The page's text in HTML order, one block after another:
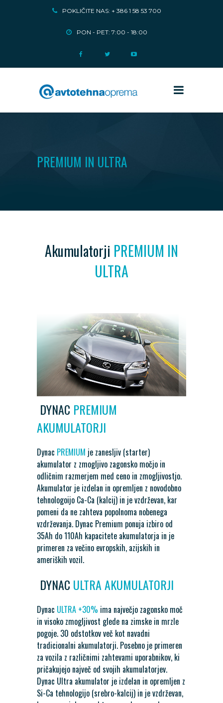
POKLIČITE NAS: + 386 1 58 53 700
PON - PET: 7:00 - 18:00
PREMIUM IN ULTRA
Akumulatorji PREMIUM IN
ULTRA
DYNAC PREMIUM
AKUMULATORJI
Dynac PREMIUM je zanesljiv (starter)
akumulator z zmogljivo zagonsko močjo in
odličnim razmerjem med ceno in zmogljivostjo.
Akumulator je izdelan in opremljen z novodobno
tehnologoijo Ca-Ca (kalcij) in je vzdrževan, kar
pomeni da ne zahteva popolnoma nobenega
vzdrževanja. Dynac Premium ponuja izbiro od
35Ah do 110Ah kapacitete akumulatorja in je
primeren za večino evropskih, azijskih in
ameriških vozil.
DYNAC ULTRA AKUMULATORJI
Dynac ULTRA +30% ima največjo zagonsko moč
in visoko zmogljivost glede na zimske in mrzle
pogoje. 30 odstotkov več kot navadni
tradicionalni akumulatorji. Posebno je primeren
za vozila z različnimi zahtevami uporabnikov, ki
pričakujejo največ od svojih akumulatorjev.
Dynac Ultra akumulator je izdelan in opremljen z
Si-Ca tehnologijo (srebro-kalcij) in je vzdrževan,